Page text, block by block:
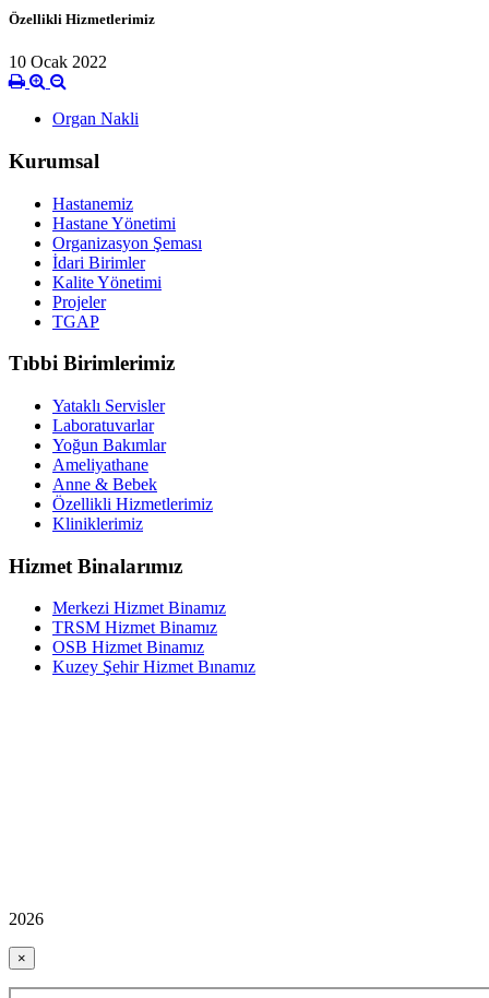
Özellikli Hizmetlerimiz
10 Ocak 2022
Organ Nakli
Kurumsal
Hastanemiz
Hastane Yönetimi
Organizasyon Şeması
İdari Birimler
Kalite Yönetimi
Projeler
TGAP
Tıbbi Birimlerimiz
Yataklı Servisler
Laboratuvarlar
Yoğun Bakımlar
Ameliyathane
Anne & Bebek
Özellikli Hizmetlerimiz
Kliniklerimiz
Hizmet Binalarımız
Merkezi Hizmet Binamız
TRSM Hizmet Binamız
OSB Hizmet Binamız
Kuzey Şehir Hizmet Bınamız
2026
×